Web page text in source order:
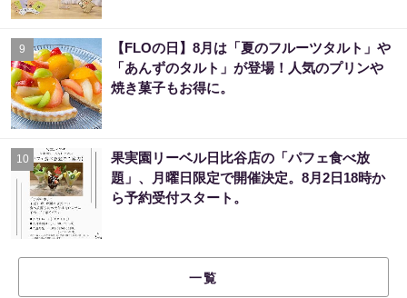
9
【FLOの日】8月は「夏のフルーツタルト」や
「あんずのタルト」が登場！人気のプリンや
焼き菓子もお得に。
10
果実園リーベル日比谷店の「パフェ食べ放
題」、月曜日限定で開催決定。8月2日18時か
ら予約受付スタート。
一覧